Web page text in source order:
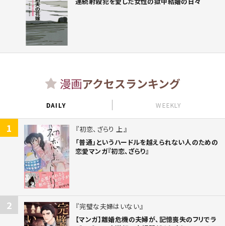
漫画アクセスランキング
DAILY WEEKLY
1
初恋、ざらり 上
「普通」というハードルを越えられない人のための
恋愛マンガ『初恋、ざらり』
2
完璧な夫婦はいない
【マンガ】離婚危機の夫婦が、記憶喪失のフリでラ